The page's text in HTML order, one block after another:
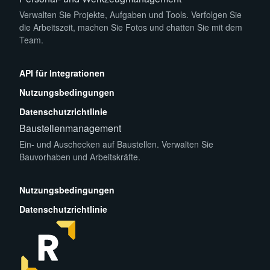
Verwalten Sie Projekte, Aufgaben und Tools. Verfolgen Sie
die Arbeitszeit, machen Sie Fotos und chatten Sie mit dem
Team.
API für Integrationen
Nutzungsbedingungen
Datenschutzrichtlinie
Baustellenmanagement
Ein- und Auschecken auf Baustellen. Verwalten Sie
Bauvorhaben und Arbeitskräfte.
Nutzungsbedingungen
Datenschutzrichtlinie